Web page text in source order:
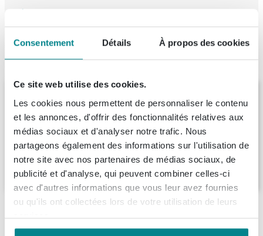
Consentement Détails À propos des cookies
Ce site web utilise des cookies.
Les cookies nous permettent de personnaliser le contenu
et les annonces, d'offrir des fonctionnalités relatives aux
médias sociaux et d'analyser notre trafic. Nous
partageons également des informations sur l'utilisation de
notre site avec nos partenaires de médias sociaux, de
publicité et d'analyse, qui peuvent combiner celles-ci
avec d'autres informations que vous leur avez fournies
ou qu'ils ont collectées lors de votre utilisation de leurs
services.
Produit de remplacement
sans poignée rapportée avec 1 porte à
gauche Damascus
Livraison:8 - 9 semaines
169,
Ce que nos clients achètent avec ce produit